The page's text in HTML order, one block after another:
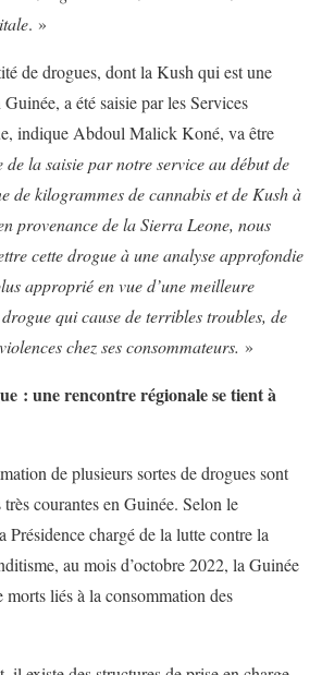
. »
de drogues, dont la Kush qui est une
a été saisie par les Services
indique Abdoul Malick Koné, va être
de la saisie par notre service au début de
de kilogrammes de cannabis et de Kush à
provenance de la Sierra Leone, nous
cette drogue à une analyse approfondie
approprié en vue d’une meilleure
qui cause de terribles troubles, de
chez ses consommateurs. »
: une rencontre régionale se tient à
de plusieurs sortes de drogues sont
courantes en Guinée. Selon le
Présidence chargé de la lutte contre la
au mois d’octobre 2022, la Guinée
morts liés à la consommation des